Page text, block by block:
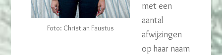
Foto: Christian Faustus
met een
aantal
afwijzingen
op haar naam